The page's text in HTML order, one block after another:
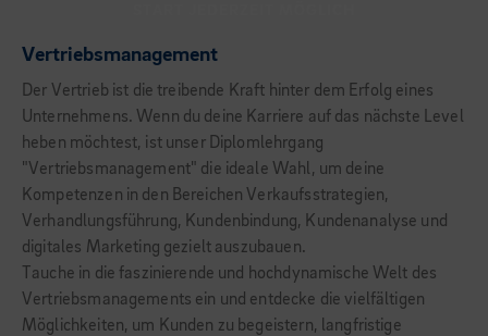
Vertriebsmanagement
Der Vertrieb ist die treibende Kraft hinter dem Erfolg eines
Unternehmens. Wenn du deine Karriere auf das nächste Level
heben möchtest, ist unser Diplomlehrgang
"Vertriebsmanagement" die ideale Wahl, um deine
Kompetenzen in den Bereichen Verkaufsstrategien,
Verhandlungsführung, Kundenbindung, Kundenanalyse und
digitales Marketing gezielt auszubauen.
Tauche in die faszinierende und hochdynamische Welt des
Vertriebsmanagements ein und entdecke die vielfältigen
Möglichkeiten, um Kunden zu begeistern, langfristige